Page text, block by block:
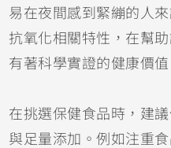
易在夜間感到緊繃的人
抗氧化相關特性，在幫
有著科學實證的健康價值
在挑選保健食品時，建
與足量添加。例如注重